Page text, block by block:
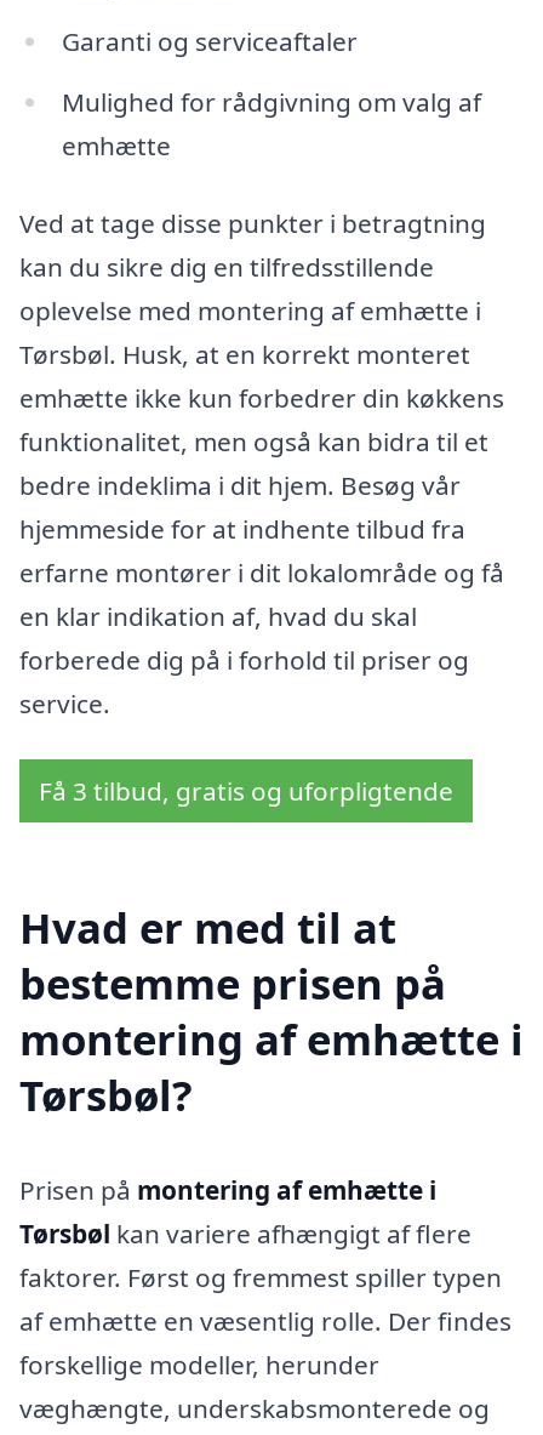
Garanti og serviceaftaler
Mulighed for rådgivning om valg af
emhætte
Ved at tage disse punkter i betragtning
kan du sikre dig en tilfredsstillende
oplevelse med montering af emhætte i
Tørsbøl. Husk, at en korrekt monteret
emhætte ikke kun forbedrer din køkkens
funktionalitet, men også kan bidra til et
bedre indeklima i dit hjem. Besøg vår
hjemmeside for at indhente tilbud fra
erfarne montører i dit lokalområde og få
en klar indikation af, hvad du skal
forberede dig på i forhold til priser og
service.
Få 3 tilbud, gratis og uforpligtende
Hvad er med til at
bestemme prisen på
montering af emhætte i
Tørsbøl?
Prisen på montering af emhætte i
Tørsbøl kan variere afhængigt af flere
faktorer. Først og fremmest spiller typen
af emhætte en væsentlig rolle. Der findes
forskellige modeller, herunder
væghængte, underskabsmonterede og